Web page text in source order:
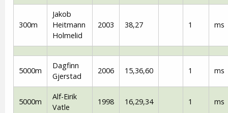
300m
Jakob
Heitmann
Holmelid
2003 38,27 1 ms
5000m
Dagfinn
Gjerstad
2006 15,36,60 1 ms
5000m
Alf-Eirik
Vatle
1998 16,29,34 1 ms